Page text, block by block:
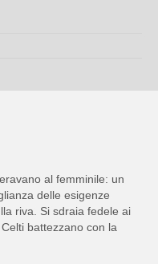
al femminile: un
delle esigenze
riva. Si sdraia fedele ai
battezzano con la